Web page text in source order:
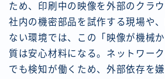
ため、印刷中の映像を外部のクラ
社内の機密部品を試作する現場や
ない環境では、この「映像が機械
質は安心材料になる。ネットワー
でも検知が働くため、外部依存を